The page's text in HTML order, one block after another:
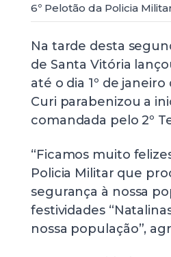
6º Pelotão da Policia
Na tarde desta
de Santa Vitória
até o dia 1º de
Curi parabenizou a
comandada pelo 2º
“Ficamos muito
Policia Militar que
segurança à nossa
festividades
nossa população”,